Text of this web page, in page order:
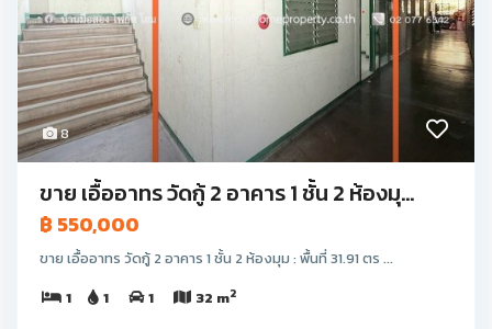
8
ขาย เอื้ออาทร วัดกู้ 2 อาคาร 1 ชั้น 2 ห้องมุ...
฿ 550,000
ขาย เอื้ออาทร วัดกู้ 2 อาคาร 1 ชั้น 2 ห้องมุม : พื้นที่ 31.91 ตร ...
1
1 1 32 m2